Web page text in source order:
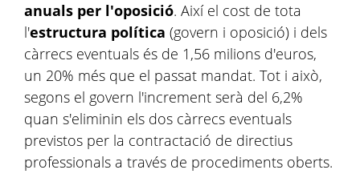
anuals per l'oposició. Així el cost de tota
l'estructura política (govern i oposició) i dels
càrrecs eventuals és de 1,56 milions d'euros,
un 20% més que el passat mandat. Tot i això,
segons el govern l'increment serà del 6,2%
quan s'eliminin els dos càrrecs eventuals
previstos per la contractació de directius
professionals a través de procediments oberts.